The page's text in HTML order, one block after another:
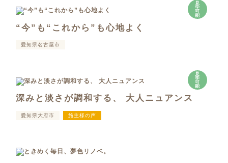
見
学
可
能
“今”も“これから”も心地よく
愛知県名古屋市
見
学
可
能
深みと淡さが調和する、 大人ニュアンス
愛知県大府市 施主様の声